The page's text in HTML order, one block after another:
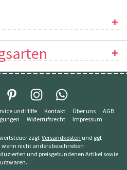
und Hilfe Kontakt Über uns
AGB
Widerrufsrecht Impressum
zzgl.Versandkosten und ggf.
nicht anders beschrieben
und preisgebundenen Artikel sowie